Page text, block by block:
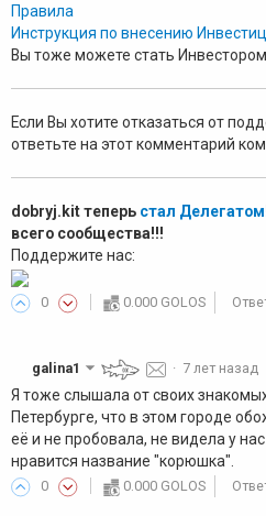
Правила
Инструкция по внесению
Вы тоже можете стать
Если Вы хотите отказаться от
ответьте на этот комментарий
dobryj.kit теперь стал Делегатом
всего сообщества!!!
Поддержите нас:
0 0.000 GOLOS
galina1 · 7 лет назад
Я тоже слышала от своих
Петербурге, что в этом городе
её и не пробовала, не видела у
нравится название "корюшка".
0 0.000 GOLOS